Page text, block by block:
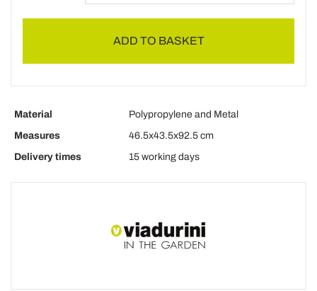
ADD TO BASKET
Material
Polypropylene and Metal
Measures
46.5x43.5x92.5 cm
Delivery times
15 working days